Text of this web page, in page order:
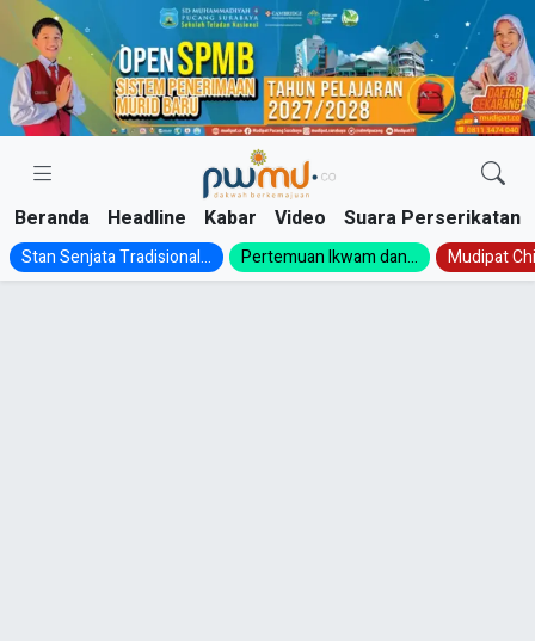
Skip
content
Beranda Headline Kabar Video Suara Perserikatan
Stan Senjata Tradisional... Pertemuan Ikwam dan... Mudipat